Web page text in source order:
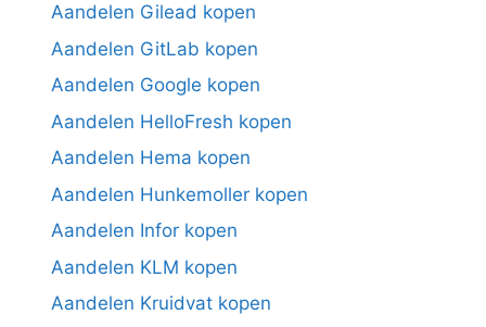
Aandelen Gilead kopen
Aandelen GitLab kopen
Aandelen Google kopen
Aandelen HelloFresh kopen
Aandelen Hema kopen
Aandelen Hunkemoller kopen
Aandelen Infor kopen
Aandelen KLM kopen
Aandelen Kruidvat kopen